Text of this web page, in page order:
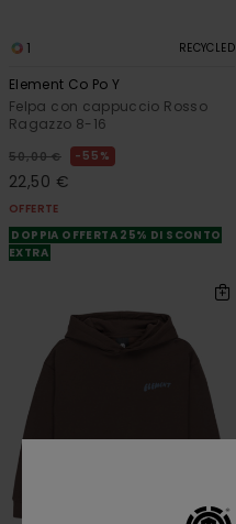
1 RECYCLED
Element Co Po Y
Felpa con cappuccio Rosso
Ragazzo 8-16
50,00 € 55%
22,50 €
OFFERTE
DOPPIA OFFERTA 25% DI SCONTO
EXTRA